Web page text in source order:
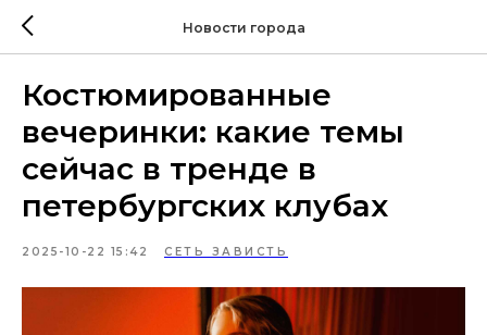
Новости города
Костюмированные
вечеринки: какие темы
сейчас в тренде в
петербургских клубах
2025-10-22 15:42 СЕТЬ ЗАВИСТЬ